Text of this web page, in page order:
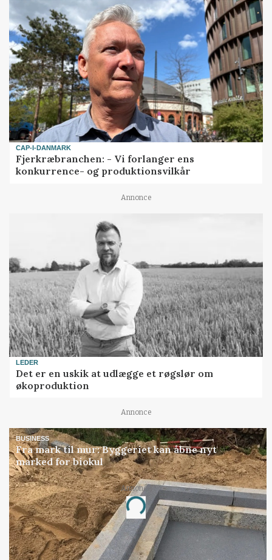
CAP-I-DANMARK
Fjerkræbranchen: - Vi forlanger ens
konkurrence- og produktionsvilkår
Annonce
LEDER
Det er en uskik at udlægge et røgslør om
økoproduktion
Annonce
BUSINESS
Fra mark til mur: Byggeriet kan åbne nyt
marked for biokul
Annonce
Loading...